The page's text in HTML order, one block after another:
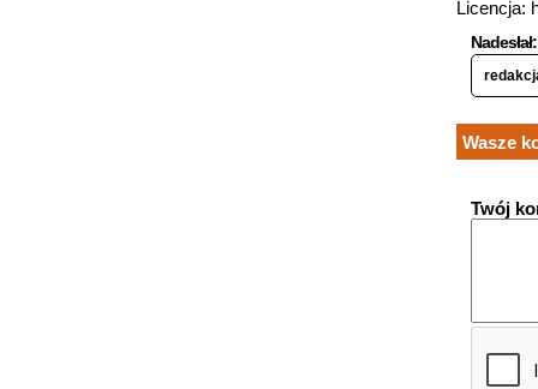
Licencja:
Nadesłał:
Wasze
Twój